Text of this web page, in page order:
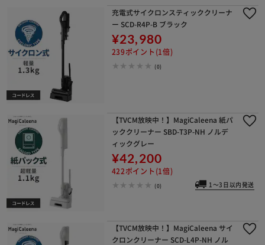
充電式サイクロンスティッククリーナ
ー SCD-R4P-B ブラック
¥23,980
239ポイント(1倍)
(0)
【TVCM放映中！】MagiCaleena 紙パ
ッククリーナー SBD-T3P-NH ノルデ
ィックグレー
¥42,200
422ポイント(1倍)
(0) 1～3日以内発送
【TVCM放映中！】MagiCaleena サイ
クロンクリーナー SCD-L4P-NH ノル